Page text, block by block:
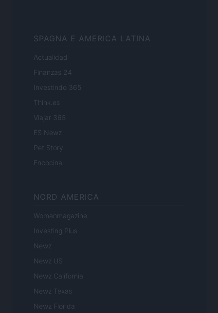
SPAGNA E AMERICA LATINA
Actualidad
Finanzas 24
Investindo 365
Think.es
Viajar 365
ES Newz
Pet Story
Encocina
NORD AMERICA
Womanmagazine
Investing Plus
Newz
Newz US
Newz California
Newz Texas
Newz Florida